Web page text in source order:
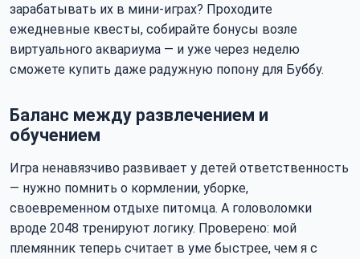
зарабатывать их в мини-играх? Проходите
ежедневные квесты, собирайте бонусы возле
виртуального аквариума — и уже через неделю
сможете купить даже радужную попону для Буббу.
Баланс между развлечением и
обучением
Игра ненавязчиво развивает у детей ответственность
— нужно помнить о кормлении, уборке,
своевременном отдыхе питомца. А головоломки
вроде 2048 тренируют логику. Проверено: мой
племянник теперь считает в уме быстрее, чем я с